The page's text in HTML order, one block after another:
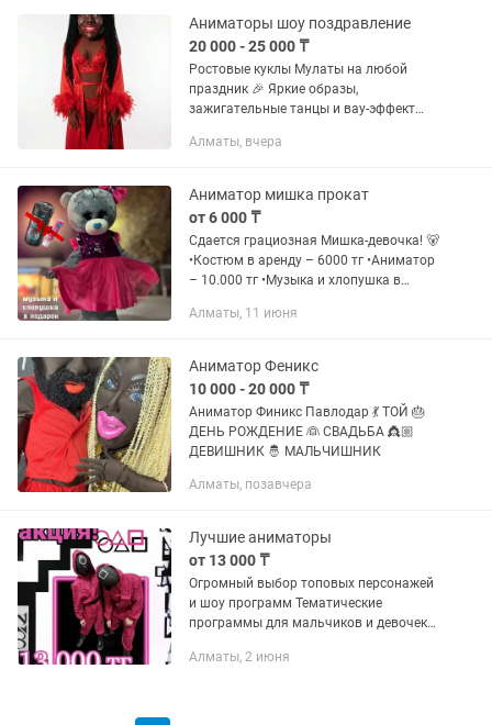
Аниматоры шоу поздравление
20 000 - 25 000 ₸
Ростовые куклы Мулаты на любой
праздник 🎉 Яркие образы,
зажигательные танцы и вау-эффект
рождений — свадеб — корпоративов —
Алматы, вчера
Аниматор мишка прокат
от 6 000 ₸
Сдается грациозная Мишка-девочка! 🐻
•Костюм в аренду – 6000 тг •Аниматор
– 10.000 тг •Музыка и хлопушка в
доставка костюма Подарите вашему
Алматы, 11 июня
Аниматор Феникс
10 000 - 20 000 ₸
Аниматор Финикс Павлодар 💃 ТОЙ 🎂
ДЕНЬ РОЖДЕНИЕ 👰 СВАДЬБА 👸🏼
ДЕВИШНИК 🤴 МАЛЬЧИШНИК
Алматы, позавчера
Лучшие аниматоры
от 13 000 ₸
Огромный выбор топовых персонажей
и шоу программ Тематические
программы для мальчиков и девочек
языке
Алматы, 2 июня